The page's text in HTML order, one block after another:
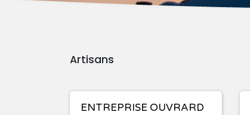
Artisans
ENTREPRISE OUVRARD